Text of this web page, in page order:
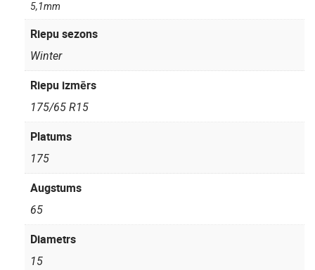
5,1mm
Riepu sezons
Winter
Riepu izmērs
175/65 R15
Platums
175
Augstums
65
Diametrs
15